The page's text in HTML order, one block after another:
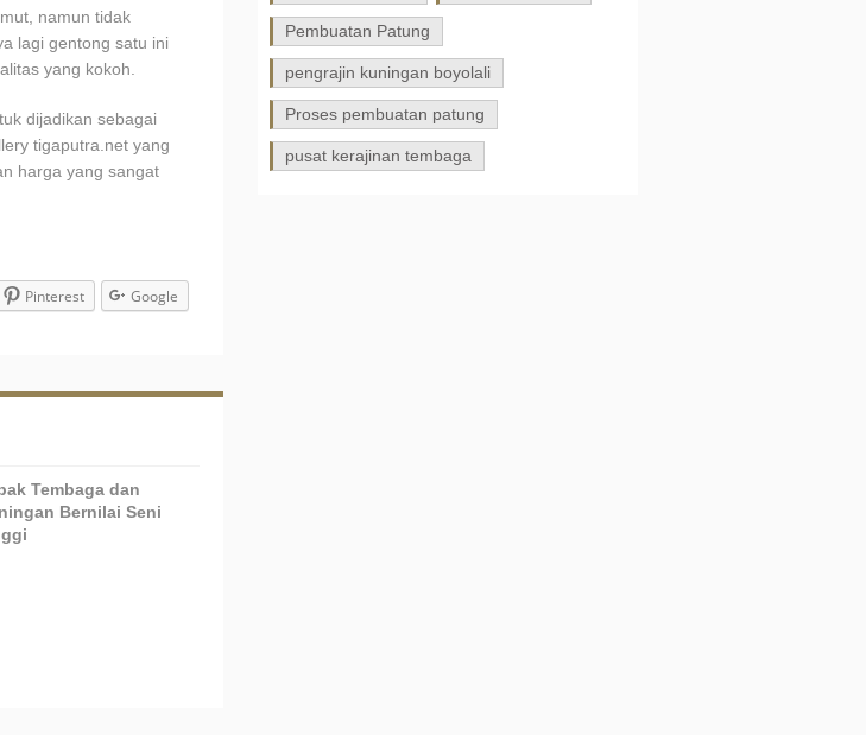
namun tidak
lagi gentong satu ini
yang kokoh.
dijadikan sebagai
tigaputra.net yang
harga yang sangat
Pinterest Google
Tembaga dan
Bernilai Seni
Pembuatan Patung
pengrajin kuningan boyolali
Proses pembuatan patung
pusat kerajinan tembaga